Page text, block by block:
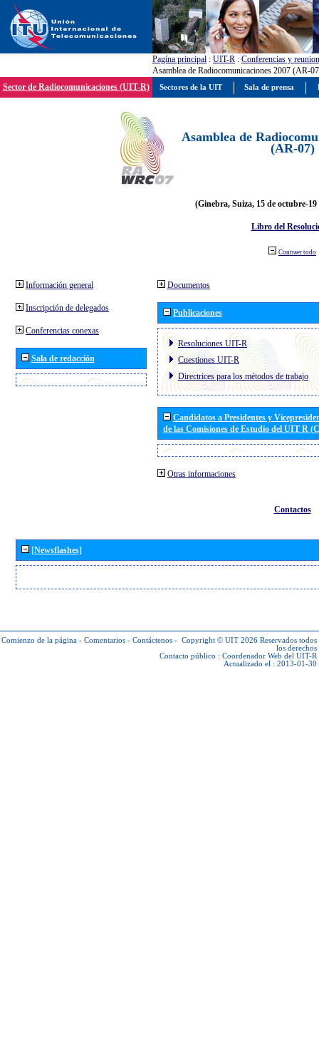
Pagína principal : UIT-R : Conferencias y
Asamblea de Radiocomunicaciones 2007 (AR-
Sector de Radiocomunicaciones (UIT-R)
Asamblea de
(AR-07)
(Ginebra, Suiza, 15 de octubre-19
Libro del
Contraer todo
Información general
Inscripción de delegados
Conferencias conexas
Sala de redacción
Documentos
Publicaciones
Resoluciones UIT-R
Cuestiones UIT-R
Directrices para los métodos de trabajo
Candidatos a Presidentes y
de las Comisiones de Estudio del UIT R
Otras informaciones
Contactos
[Newsflashes]
Comienzo de la página - Comentarios - Contáctenos - Copyright © UIT 2026 Reservados todos
los derechos
Contacto público : Coordenador Web del UIT-R
Actualizado el : 2013-01-30
Sectores de la UIT Sala de prensa